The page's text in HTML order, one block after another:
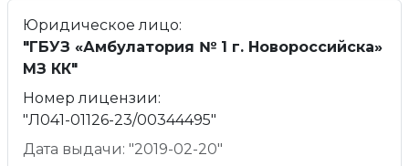
Юридическое лицо:
"ГБУЗ «Амбулатория № 1 г. Новороссийска»
МЗ КК"
Номер лицензии:
"Л041-01126-23/00344495"
Дата выдачи: "2019-02-20"